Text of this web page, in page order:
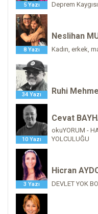
5 Yazı Deprem
8 Yazı
Neslihan
Kadın, erkek,
34 Yazı Ruhi
10 Yazı
Cevat
okuYORUM -
YOLCULUĞU
3 Yazı
Hicran
DEVLET YOK